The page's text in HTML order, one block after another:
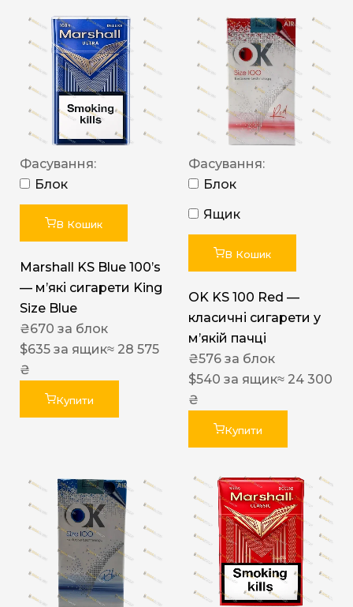
Фасування:
Блок
В Кошик
Marshall KS Blue 100’s
— м’які сигарети King
Size Blue
₴670 за блок
$635 за ящик≈ 28 575
₴
Купити
Фасування:
Блок
Ящик
В Кошик
OK KS 100 Red —
класичні сигарети у
м’якій пачці
₴576 за блок
$540 за ящик≈ 24 300
₴
Купити